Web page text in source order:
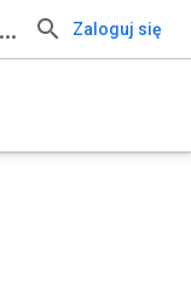
Zaloguj się